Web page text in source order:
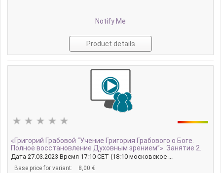
Notify Me
Product details
«Григорий Грабовой “Учение Григория Грабового о Боге.
Полное восстановление Духовным зрением”». Занятие 2.
Дата 27.03.2023 Время 17:10 CET (18:10 московское ...
Base price for variant:
8,00 €